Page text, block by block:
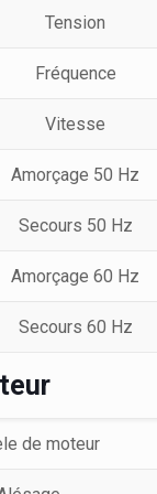
Tension
Fréquence
Vitesse
Amorçage 50 Hz
Secours 50 Hz
Amorçage 60 Hz
Secours 60 Hz
de moteur